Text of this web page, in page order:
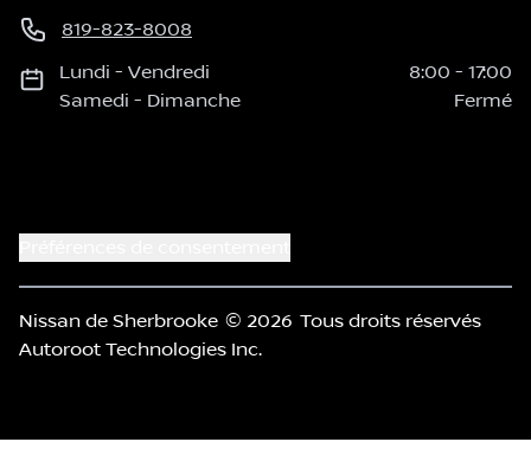
819-823-8008
Lundi -Vendredi 8:00 - 17:00
Samedi - Dimanche Fermé
Nissan de Sherbrooke © 2026 Tous droits réservés
Autoroot Technologies Inc.